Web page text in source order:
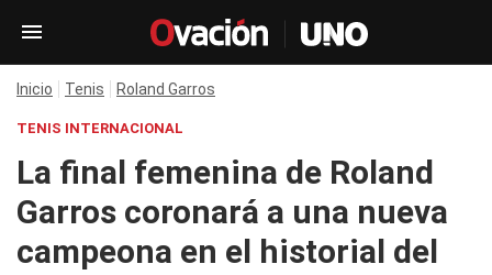
Inicio Tenis Roland Garros
TENIS INTERNACIONAL
La final femenina de Roland
Garros coronará a una nueva
campeona en el historial del